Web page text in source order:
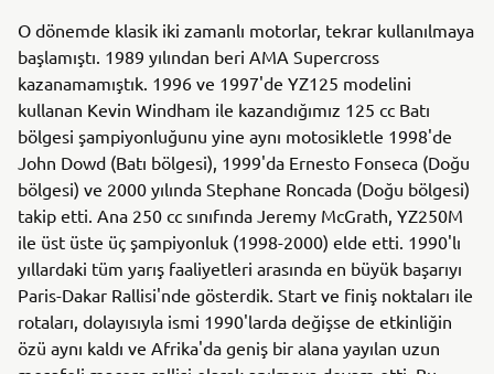
O dönemde klasik iki zamanlı motorlar, tekrar kullanılmaya
başlamıştı. 1989 yılından beri AMA Supercross
kazanamamıştık. 1996 ve 1997'de YZ125 modelini
kullanan Kevin Windham ile kazandığımız 125 cc Batı
bölgesi şampiyonluğunu yine aynı motosikletle 1998'de
John Dowd (Batı bölgesi), 1999'da Ernesto Fonseca (Doğu
bölgesi) ve 2000 yılında Stephane Roncada (Doğu bölgesi)
takip etti. Ana 250 cc sınıfında Jeremy McGrath, YZ250M
ile üst üste üç şampiyonluk (1998-2000) elde etti. 1990'lı
yıllardaki tüm yarış faaliyetleri arasında en büyük başarıyı
Paris-Dakar Rallisi'nde gösterdik. Start ve finiş noktaları ile
rotaları, dolayısıyla ismi 1990'larda değişse de etkinliğin
özü aynı kaldı ve Afrika'da geniş bir alana yayılan uzun